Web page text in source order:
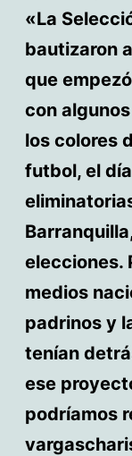
«La
bautizaron
que
con
los colores
futbol, el
elecciones.
medios
padrinos y
tenían
ese
podríamos